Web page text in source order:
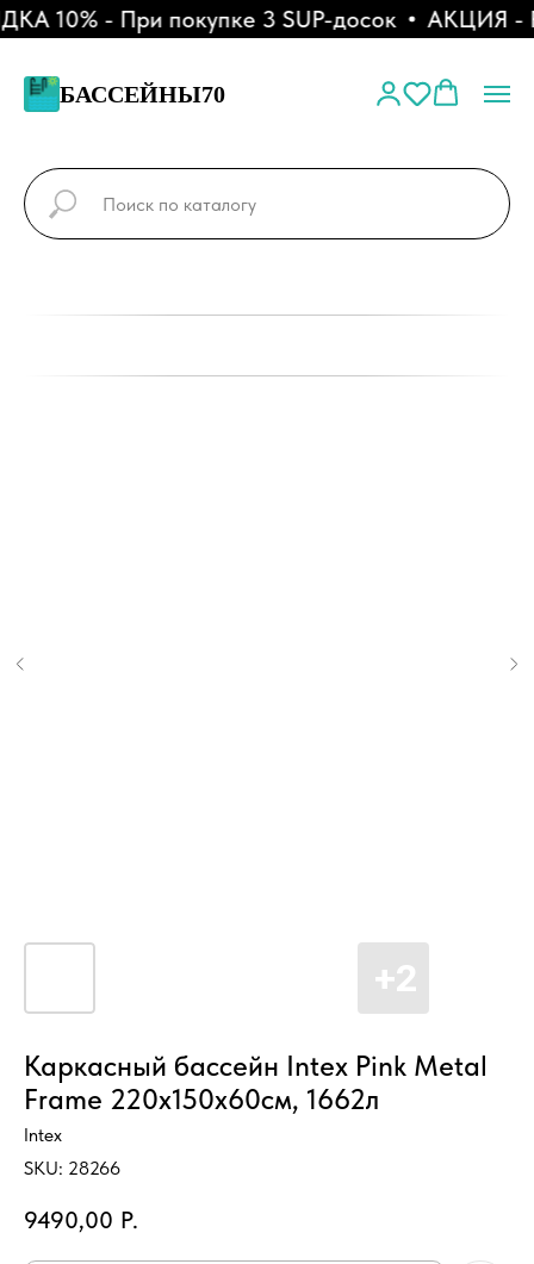
10% - При покупке 3 SUP-досок АКЦИЯ -
БАССЕЙНЫ70
Каркасный бассейн Intex Pink Metal
Frame 220х150х60см, 1662л
Intex
SKU: 28266
9490,00 Р.